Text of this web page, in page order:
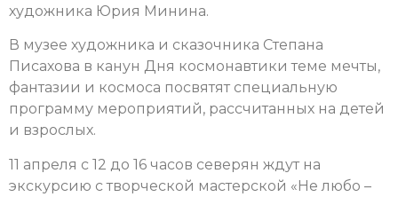
художника Юрия Минина.
В музее художника и сказочника Степана
Писахова в канун Дня космонавтики теме мечты,
фантазии и космоса посвятят специальную
программу мероприятий, рассчитанных на детей
и взрослых.
11 апреля с 12 до 16 часов северян ждут на
экскурсию с творческой мастерской «Не любо –